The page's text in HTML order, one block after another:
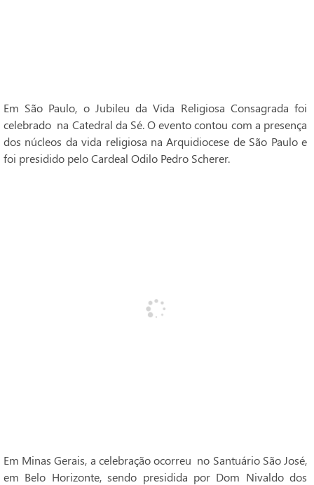
Em São Paulo, o Jubileu da Vida Religiosa Consagrada foi
celebrado na Catedral da Sé. O evento contou com a presença
dos núcleos da vida religiosa na Arquidiocese de São Paulo e
foi presidido pelo Cardeal Odilo Pedro Scherer.
Em Minas Gerais, a celebração ocorreu no Santuário São José,
em Belo Horizonte, sendo presidida por Dom Nivaldo dos